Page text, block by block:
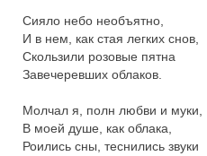
Сияло небо необъятно,
И в нем, как стая легких снов,
Скользили розовые пятна
Завечеревших облаков.
Молчал я, полн любви и муки,
В моей душе, как облака,
Роились сны, теснились звуки